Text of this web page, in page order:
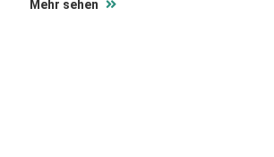
Mehr sehen